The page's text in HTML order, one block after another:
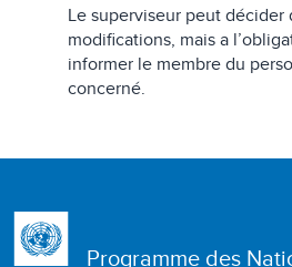
Le superviseur peut décider
modifications, mais a
informer le membre du
concerné.
Programme des